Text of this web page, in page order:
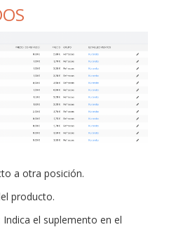
a otra posición.
producto.
Indica el suplemento en el